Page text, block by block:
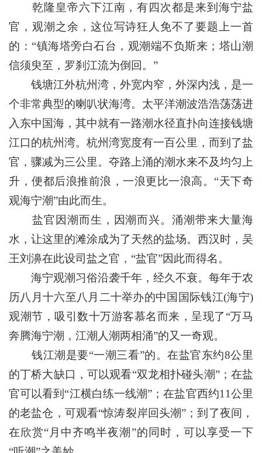
乾隆皇帝六下江南，有四次都是来到海宁盐
官，观潮之余，这位写诗狂人免不了要题上一首
的：“镇海塔旁白石台，观潮端不负斯来；塔山潮
信须臾至，罗刹江流为倒回。”
钱塘江外杭州湾，外宽内窄，外深内浅，是一
个非常典型的喇叭状海湾。太平洋潮波浩浩荡荡进
入东中国海，其中就有一路潮水径直扑向连接钱塘
江口的杭州湾。杭州湾宽度有一百公里，而到了盐
官，骤减为三公里。夺路上涌的潮水来不及均匀上
升，便都后浪推前浪，一浪更比一浪高。“天下奇
观海宁潮”由此而生。
盐官因潮而生，因潮而兴。涌潮带来大量海
水，让这里的滩涂成为了天然的盐场。西汉时，吴
王刘濞在此设司盐之官，“盐官”因此而得名。
海宁观潮习俗沿袭千年，经久不衰。每年于农
历八月十六至八月二十举办的中国国际钱江(海宁)
观潮节，吸引数十万游客慕名而来，呈现了“万马
奔腾海宁潮，江潮人潮两相涌”的又一奇观。
钱江潮是要“一潮三看”的。在盐官东约8公里
的丁桥大缺口，可以观看“双龙相扑碰头潮”；在盐
官可以看到“江横白练一线潮”；在盐官西约11公里
的老盐仓，可观看“惊涛裂岸回头潮”；到了夜间，
在欣赏“月中齐鸣半夜潮”的同时，可以享受一下